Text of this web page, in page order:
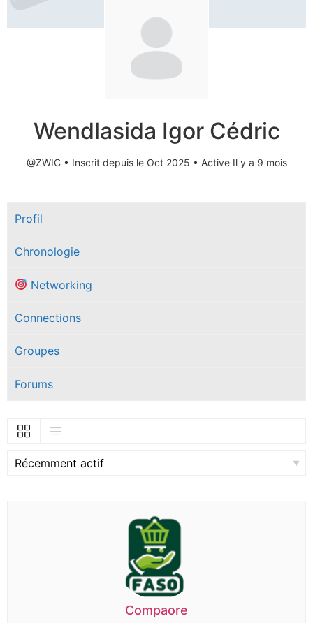
Wendlasida Igor Cédric
@ZWIC • Inscrit depuis le Oct 2025 • Active Il y a 9 mois
Profil
Chronologie
Networking
Connections
Groupes
Forums
Afficher:
Compaore